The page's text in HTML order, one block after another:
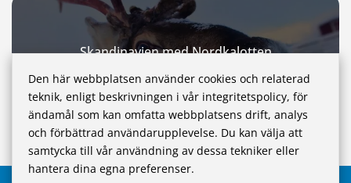
Skandinavien med Nordkalotten
Den här webbplatsen använder cookies och relaterad
teknik, enligt beskrivningen i vår integritetspolicy, för
ändamål som kan omfatta webbplatsens drift, analys
och förbättrad användarupplevelse. Du kan välja att
samtycka till vår användning av dessa tekniker eller
hantera dina egna preferenser.